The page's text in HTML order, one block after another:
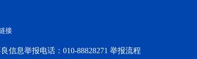
接
信息举报电话：010-88828271 举报流程